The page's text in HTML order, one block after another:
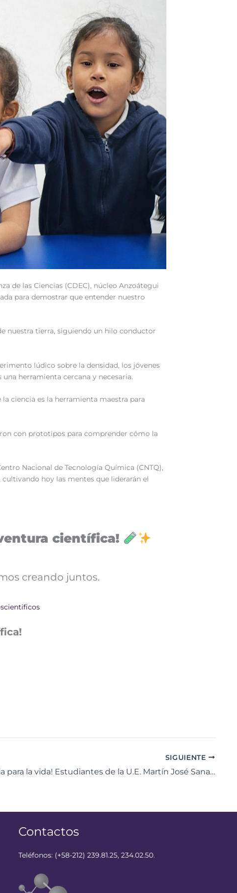
de las Ciencias (CDEC), núcleo Anzoátegui
para demostrar que entender nuestro
nuestra tierra, siguiendo un hilo conductor
lúdico sobre la densidad, los jóvenes
herramienta cercana y necesaria.
ciencia es la herramienta maestra para
con prototipos para comprender cómo la
Nacional de Tecnología Química (CNTQ),
hoy las mentes que liderarán el
científica!
creando juntos.
SIGUIENTE
‎¡Ciencia para la vida! Estudiantes de la U.E. Martín José Sanabria descubrieron el poder del conocimiento en la Ruta Científica
Contactos
Teléfonos: (+58-212) 239.81.25, 234.02.50.